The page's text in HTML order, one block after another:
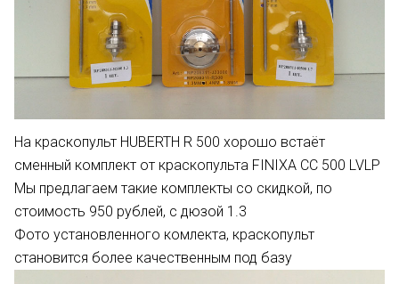
На краскопульт HUBERTH R 500 хорошо встаёт
сменный комплект от краскопульта FINIXA СС 500 LVLP
Мы предлагаем такие комплекты со скидкой, по
стоимость 950 рублей, с дюзой 1.3
Фото установленного комлекта, краскопульт
становится более качественным под базу